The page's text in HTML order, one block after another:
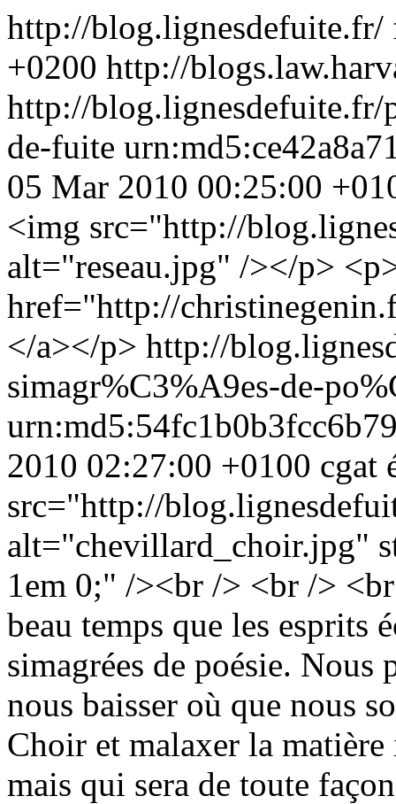
http://blog.lignesdefuite.fr/
+0200 http://
http://blog.lignesdefuite.fr/
de-fuite
05 Mar 2010 00:25:00
<img src="http://
alt="reseau.jpg" /></p>
href="http://
</a></p> http://
simagr%C3%A9es-de-
2010 02:27:00 +0100 cgat
src="http://
alt="chevillard_choir.jpg"
1em 0;" /><br /> <br />
beau temps que les esprits
simagrées de poésie. Nous
nous baisser où que nous
Choir et malaxer la
mais qui sera de toute